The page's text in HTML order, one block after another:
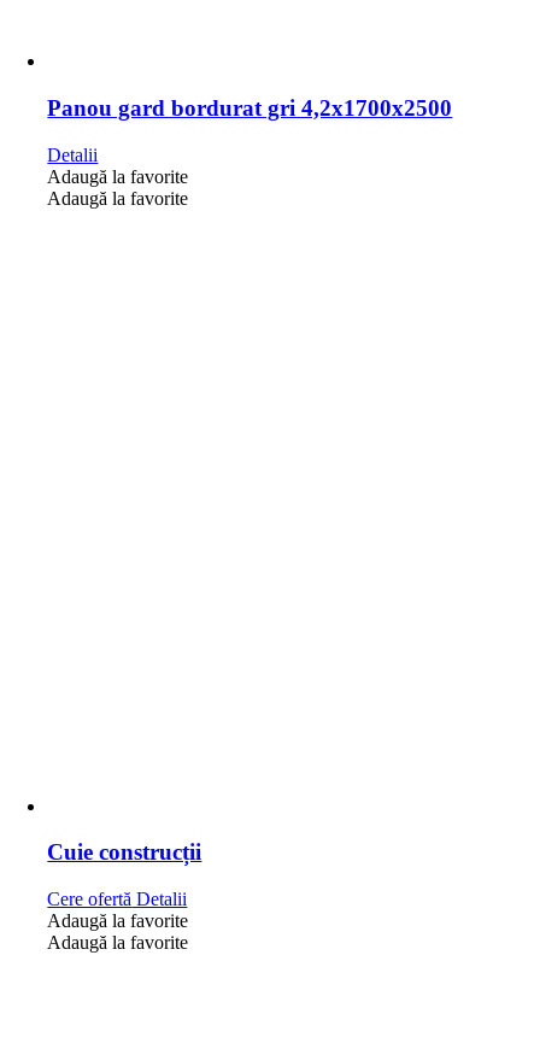
Panou gard bordurat gri 4,2x1700x2500
Detalii
Adaugă la favorite
Adaugă la favorite
Cuie construcții
Cere ofertă Detalii
Adaugă la favorite
Adaugă la favorite